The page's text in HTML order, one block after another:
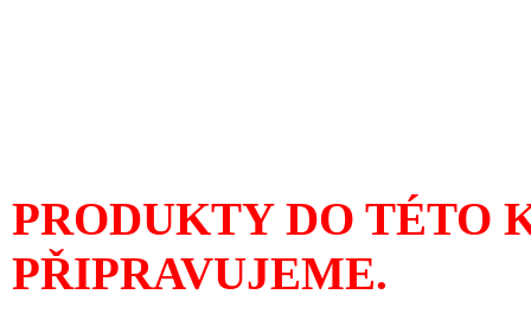
PRODUKTY DO TÉTO
PŘIPRAVUJEME.